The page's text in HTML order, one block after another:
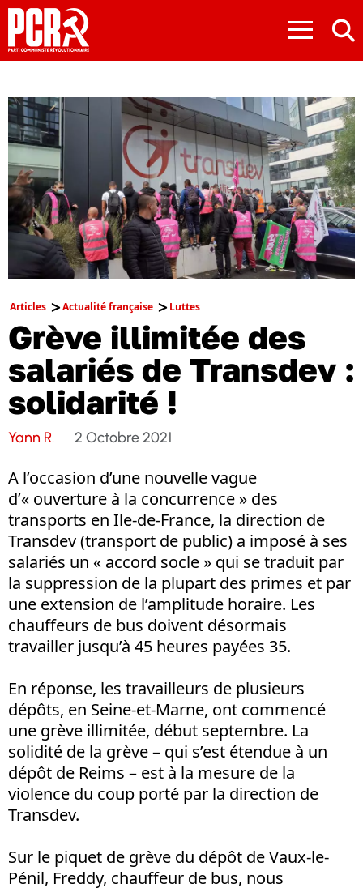
≡
Articles Actualité française Luttes
Grève illimitée des
salariés de Transdev :
solidarité !
Yann R. 2 Octobre 2021
A l’occasion d’une nouvelle vague
d’« ouverture à la concurrence » des
transports en Ile-de-France, la direction de
Transdev (transport de public) a imposé à ses
salariés un « accord socle » qui se traduit par
la suppression de la plupart des primes et par
une extension de l’amplitude horaire. Les
chauffeurs de bus doivent désormais
travailler jusqu’à 45 heures payées 35.
En réponse, les travailleurs de plusieurs
dépôts, en Seine-et-Marne, ont commencé
une grève illimitée, début septembre. La
solidité de la grève – qui s’est étendue à un
dépôt de Reims – est à la mesure de la
violence du coup porté par la direction de
Transdev.
Sur le piquet de grève du dépôt de Vaux-le-
Pénil, Freddy, chauffeur de bus, nous